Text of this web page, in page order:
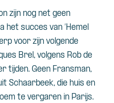
zijn nog net geen
het succes van ‘Hemel
voor zijn volgende
Brel, volgens Rob de
tijden. Geen Fransman,
Schaarbeek, die huis en
te vergaren in Parijs.